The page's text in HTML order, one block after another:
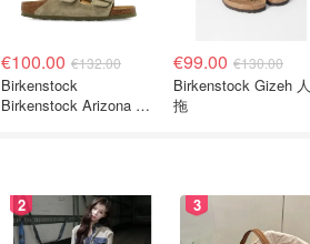
€100.00 €132.00
Birkenstock
Birkenstock Arizona 搭
€99.00 €130.00
Birkenstock Gizeh
拖
2 3